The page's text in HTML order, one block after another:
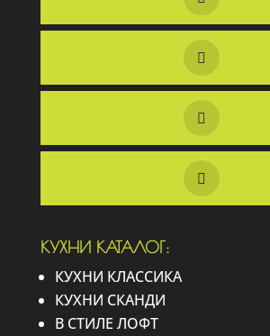
КУХНИ КАТАЛОГ:
КУХНИ КЛАССИКА
КУХНИ СКАНДИ
В СТИЛЕ ЛОФТ